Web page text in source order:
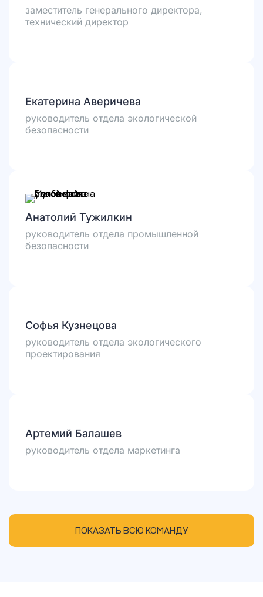
заместитель генерального директора,
технический директор
Екатерина Аверичева
руководитель отдела экологической
безопасности
Анатолий Тужилкин
руководитель отдела промышленной
безопасности
Софья Кузнецова
руководитель отдела экологического
проектирования
Артемий Балашев
руководитель отдела маркетинга
ПОКАЗАТЬ ВСЮ КОМАНДУ